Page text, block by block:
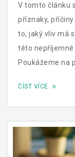
V tomto článku
příznaky,
to, jaký vliv má
této
Poukážeme na
ČÍST VÍCE